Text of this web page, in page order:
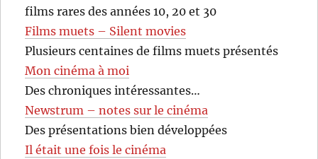
films rares des années 10, 20 et 30
Films muets – Silent movies
Plusieurs centaines de films muets présentés
Mon cinéma à moi
Des chroniques intéressantes…
Newstrum – notes sur le cinéma
Des présentations bien développées
Il était une fois le cinéma